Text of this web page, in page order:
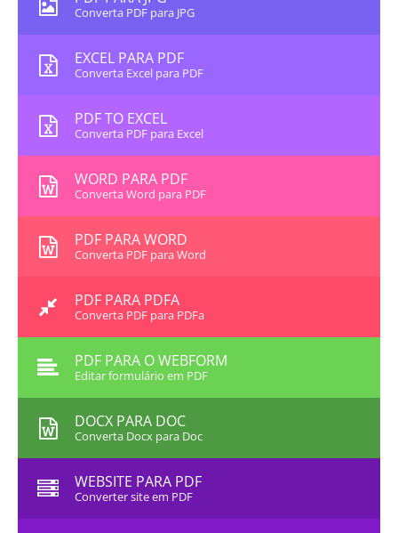
Converta PDF para JPG
EXCEL PARA PDF
Converta Excel para PDF
PDF TO EXCEL
Converta PDF para Excel
WORD PARA PDF
Converta Word para PDF
PDF PARA WORD
Converta PDF para Word
PDF PARA PDFA
Converta PDF para PDFa
PDF PARA O WEBFORM
Editar formulário em PDF
DOCX PARA DOC
Converta Docx para Doc
WEBSITE PARA PDF
Converter site em PDF